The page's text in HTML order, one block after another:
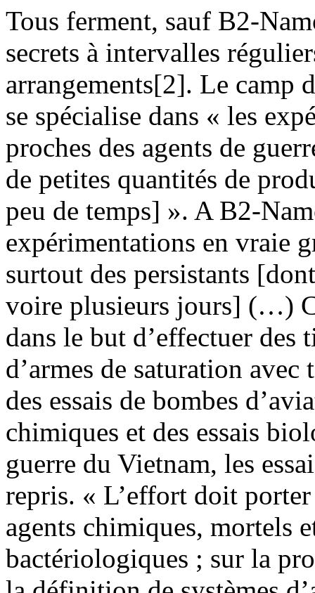
Tous ferment, sauf B2-
secrets à intervalles
arrangements[2]. Le camp
se spécialise dans « les
proches des agents de
de petites quantités de
peu de temps] ». A B2-
expérimentations en vraie
surtout des persistants
voire plusieurs jours] (…)
dans le but d’effectuer des
d’armes de saturation
des essais de bombes
chimiques et des essais
guerre du Vietnam, les
repris. « L’effort doit porter
agents chimiques, mortels
bactériologiques ; sur la